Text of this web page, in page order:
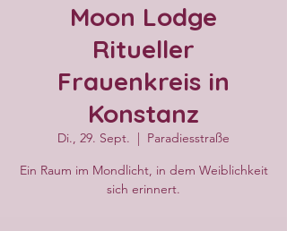
Moon Lodge
Ritueller
Frauenkreis in
Konstanz
Di., 29. Sept.
  |
Paradiesstraße
Ein Raum im Mondlicht, in dem Weiblichkeit
sich erinnert.